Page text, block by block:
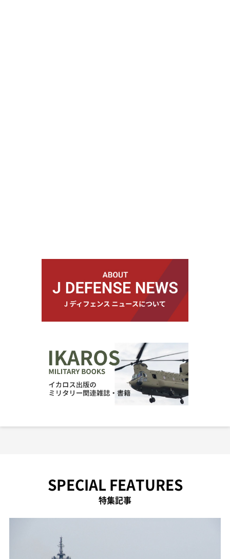
SPECIAL FEATURES
特集記事